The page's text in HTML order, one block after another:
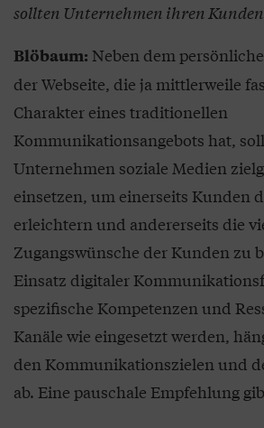
sollten Unternehmen ihren
Blöbaum: Neben dem
der Webseite, die ja mittlerweile
Charakter eines traditionellen
Kommunikationsangebots hat,
Unternehmen soziale Medien
einsetzen, um einerseits Kunden
erleichtern und andererseits die
Zugangswünsche der Kunden zu
Einsatz digitaler
spezifische Kompetenzen und
Kanäle wie eingesetzt werden,
den Kommunikationszielen und
ab. Eine pauschale Empfehlung